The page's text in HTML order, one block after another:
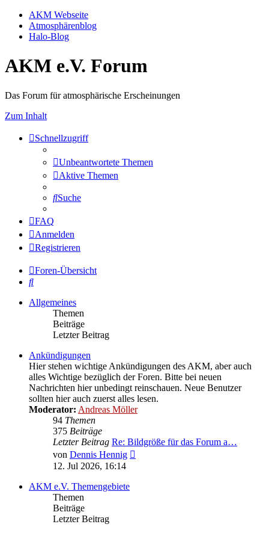
AKM Webseite
Atmosphärenblog
Halo-Blog
AKM e.V. Forum
Das Forum für atmosphärische Erscheinungen
Zum Inhalt
Schnellzugriff
Unbeantwortete Themen
Aktive Themen
Suche
FAQ
Anmelden
Registrieren
Foren-Übersicht
Suche
Allgemeines
Themen
Beiträge
Letzter Beitrag
Ankündigungen
Hier stehen wichtige Ankündigungen des AKM, aber auch
alles Wichtige bezüglich der Foren. Bitte bei neuen
Nachrichten hier unbedingt reinschauen. Neue Benutzer
sollten hier auch zuerst alles lesen.
Moderator: Andreas Möller
94 Themen
375 Beiträge
Letzter Beitrag Re: Bildgröße für das Forum a…
von Dennis Hennig
12. Jul 2026, 16:14
AKM e.V. Themengebiete
Themen
Beiträge
Letzter Beitrag